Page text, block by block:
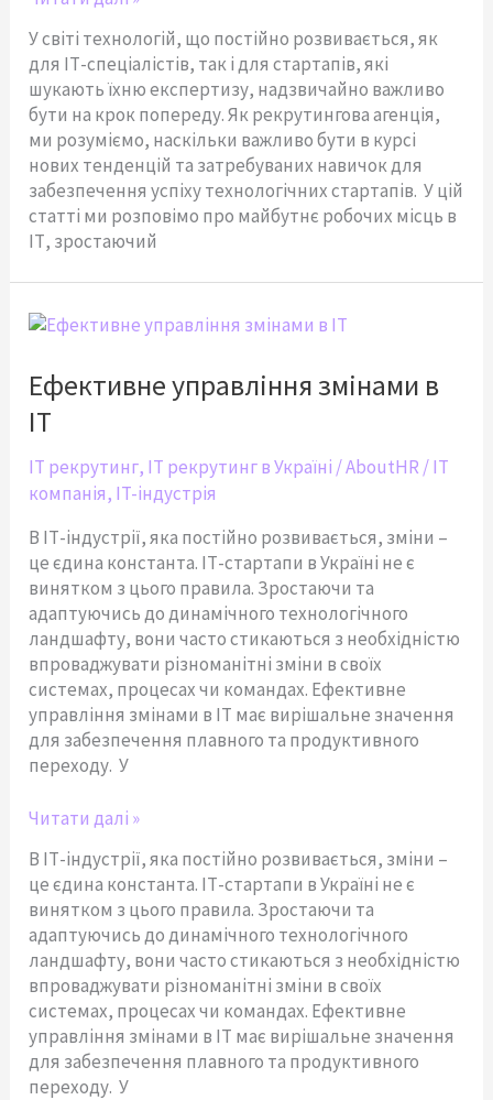
У світі технологій, що постійно розвивається, як
для ІТ-спеціалістів, так і для стартапів, які
шукають їхню експертизу, надзвичайно важливо
бути на крок попереду. Як рекрутингова агенція,
ми розуміємо, наскільки важливо бути в курсі
нових тенденцій та затребуваних навичок для
забезпечення успіху технологічних стартапів. У цій
статті ми розповімо про майбутнє робочих місць в
ІТ, зростаючий
Ефективне управління змінами в
ІТ
IT рекрутинг, IT рекрутинг в Україні /AboutHR /IT
компанія, IT-індустрія
В ІТ-індустрії, яка постійно розвивається, зміни –
це єдина константа. ІТ-стартапи в Україні не є
винятком з цього правила. Зростаючи та
адаптуючись до динамічного технологічного
ландшафту, вони часто стикаються з необхідністю
впроваджувати різноманітні зміни в своїх
системах, процесах чи командах. Ефективне
управління змінами в ІТ має вирішальне значення
для забезпечення плавного та продуктивного
переходу. У
Ефективне
змінами
в
Читати далі »
В ІТ-індустрії, яка постійно розвивається, зміни –
це єдина константа. ІТ-стартапи в Україні не є
винятком з цього правила. Зростаючи та
адаптуючись до динамічного технологічного
ландшафту, вони часто стикаються з необхідністю
впроваджувати різноманітні зміни в своїх
системах, процесах чи командах. Ефективне
управління змінами в ІТ має вирішальне значення
для забезпечення плавного та продуктивного
переходу. У